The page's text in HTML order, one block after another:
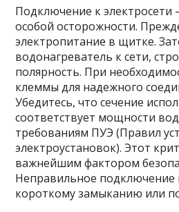
Подключение к электросети
особой осторожности.
электропитание в щитке.
водонагреватель к сети,
полярность. При
клеммы для надежного
Убедитесь, что сечение
соответствует мощности
требованиям ПУЭ (Правил
электроустановок). Этот
важнейшим фактором
Неправильное подключение
короткому замыканию или